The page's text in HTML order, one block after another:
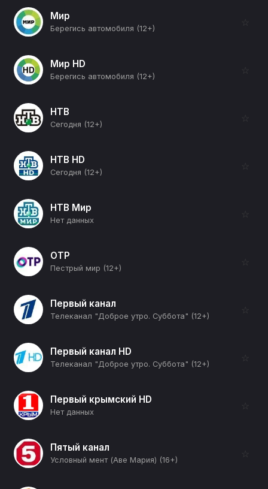
Мир
Берегись автомобиля (12+)
☆
Мир HD
Берегись автомобиля (12+)
☆
НТВ
Сегодня (12+)
☆
НТВ HD
Сегодня (12+)
☆
НТВ Мир
Нет данных
☆
ОТР
Пестрый мир (12+)
☆
Первый канал
Телеканал "Доброе утро. Суббота" (12+)
☆
Первый канал HD
Телеканал "Доброе утро. Суббота" (12+)
☆
Первый крымский HD
Нет данных
☆
Пятый канал
Условный мент (Аве Мария) (16+)
☆